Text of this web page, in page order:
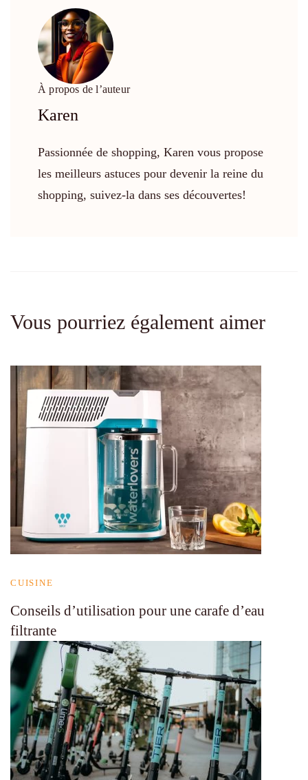
À propos de l’auteur
Karen
Passionnée de shopping, Karen vous propose
les meilleurs astuces pour devenir la reine du
shopping, suivez-la dans ses découvertes!
Vous pourriez également aimer
CUISINE
Conseils d’utilisation pour une carafe d’eau
filtrante